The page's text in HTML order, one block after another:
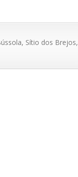
Sítio dos Brejos,